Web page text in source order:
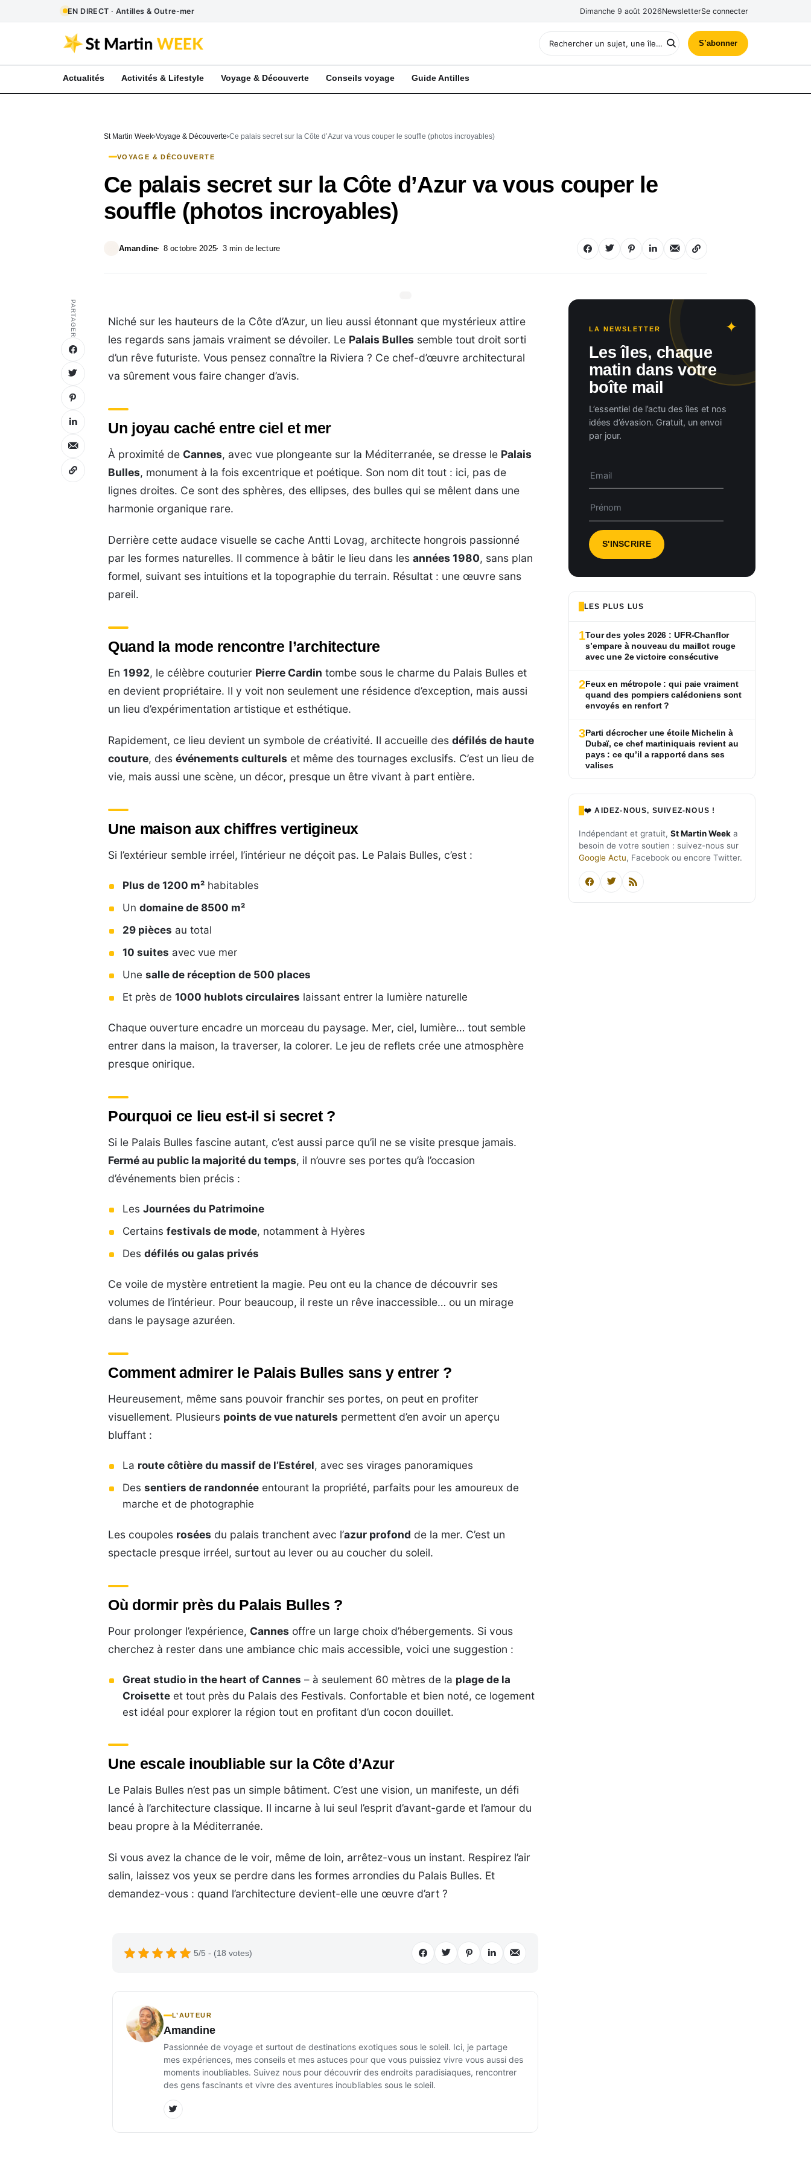
EN DIRECT · Antilles & Outre-mer Dimanche 9 août 2026NewsletterSe connecter
S’abonner
Actualités Activités & Lifestyle Voyage & Découverte Conseils voyage Guide Antilles
St Martin Week Voyage & Découverte Ce palais secret sur la Côte d’Azur va vous couper le souffle (photos incroyables)
VOYAGE & DÉCOUVERTE
Ce palais secret sur la Côte d’Azur va vous couper le
souffle (photos incroyables)
Amandine 8 octobre 2025 3 min de lecture
PARTAGER
Niché sur les hauteurs de la Côte d’Azur, un lieu aussi étonnant que mystérieux attire
les regards sans jamais vraiment se dévoiler. Le Palais Bulles semble tout droit sorti
d’un rêve futuriste. Vous pensez connaître la Riviera ? Ce chef-d’œuvre architectural
va sûrement vous faire changer d’avis.
Un joyau caché entre ciel et mer
À proximité de Cannes, avec vue plongeante sur la Méditerranée, se dresse le Palais
Bulles, monument à la fois excentrique et poétique. Son nom dit tout : ici, pas de
lignes droites. Ce sont des sphères, des ellipses, des bulles qui se mêlent dans une
harmonie organique rare.
Derrière cette audace visuelle se cache Antti Lovag, architecte hongrois passionné
par les formes naturelles. Il commence à bâtir le lieu dans lesannées 1980, sans plan
formel, suivant ses intuitions et la topographie du terrain. Résultat : une œuvre sans
pareil.
Quand la mode rencontre l’architecture
En1992, le célèbre couturier Pierre Cardin tombe sous le charme du Palais Bulles et
en devient propriétaire. Il y voit non seulement une résidence d’exception, mais aussi
un lieu d’expérimentation artistique et esthétique.
Rapidement, ce lieu devient un symbole de créativité. Il accueille desdéfilés de haute
couture, desévénements culturels et même des tournages exclusifs. C’est un lieu de
vie, mais aussi une scène, un décor, presque un être vivant à part entière.
Une maison aux chiffres vertigineux
Si l’extérieur semble irréel, l’intérieur ne déçoit pas. Le Palais Bulles, c’est :
Plus de 1200 m² habitables
Undomaine de 8500 m²
29 pièces au total
10 suites avec vue mer
Unesalle de réception de 500 places
Et près de1000 hublots circulaires laissant entrer la lumière naturelle
Chaque ouverture encadre un morceau du paysage. Mer, ciel, lumière… tout semble
entrer dans la maison, la traverser, la colorer. Le jeu de reflets crée une atmosphère
presque onirique.
Pourquoi ce lieu est-il si secret ?
Si le Palais Bulles fascine autant, c’est aussi parce qu’il ne se visite presque jamais.
Fermé au public la majorité du temps, il n’ouvre ses portes qu’à l’occasion
d’événements bien précis :
LesJournées du Patrimoine
Certainsfestivals de mode, notamment à Hyères
Desdéfilés ou galas privés
Ce voile de mystère entretient la magie. Peu ont eu la chance de découvrir ses
volumes de l’intérieur. Pour beaucoup, il reste un rêve inaccessible… ou un mirage
dans le paysage azuréen.
Comment admirer le Palais Bulles sans y entrer ?
Heureusement, même sans pouvoir franchir ses portes, on peut en profiter
visuellement. Plusieurs points de vue naturels permettent d’en avoir un aperçu
bluffant :
La route côtière du massif de l’Estérel, avec ses virages panoramiques
Dessentiers de randonnée entourant la propriété, parfaits pour les amoureux de
marche et de photographie
Les coupoles rosées du palais tranchent avec l’azur profond de la mer. C’est un
spectacle presque irréel, surtout au lever ou au coucher du soleil.
Où dormir près du Palais Bulles ?
Pour prolonger l’expérience, Cannes offre un large choix d’hébergements. Si vous
cherchez à rester dans une ambiance chic mais accessible, voici une suggestion :
Great studio in the heart of Cannes – à seulement 60 mètres de la plage de la
Croisette et tout près du Palais des Festivals. Confortable et bien noté, ce logement
est idéal pour explorer la région tout en profitant d’un cocon douillet.
Une escale inoubliable sur la Côte d’Azur
Le Palais Bulles n’est pas un simple bâtiment. C’est une vision, un manifeste, un défi
lancé à l’architecture classique. Il incarne à lui seul l’esprit d’avant-garde et l’amour du
beau propre à la Méditerranée.
Si vous avez la chance de le voir, même de loin, arrêtez-vous un instant. Respirez l’air
salin, laissez vos yeux se perdre dans les formes arrondies du Palais Bulles. Et
demandez-vous : quand l’architecture devient-elle une œuvre d’art ?
5/5 - (18 votes)
L’AUTEUR
Amandine
Passionnée de voyage et surtout de destinations exotiques sous le soleil. Ici, je partage
mes expériences, mes conseils et mes astuces pour que vous puissiez vivre vous aussi des
moments inoubliables. Suivez nous pour découvrir des endroits paradisiaques, rencontrer
des gens fascinants et vivre des aventures inoubliables sous le soleil.
LA NEWSLETTER
Les îles, chaque
matin dans votre
boîte mail
L’essentiel de l’actu des îles et nos
idées d’évasion. Gratuit, un envoi
par jour.
LES PLUS LUS
1Tour des yoles 2026 : UFR-Chanflor
s’empare à nouveau du maillot rouge
avec une 2e victoire consécutive
2Feux en métropole : qui paie vraiment
quand des pompiers calédoniens sont
envoyés en renfort ?
3Parti décrocher une étoile Michelin à
Dubaï, ce chef martiniquais revient au
pays : ce qu’il a rapporté dans ses
valises
❤️ AIDEZ-NOUS, SUIVEZ-NOUS !
Indépendant et gratuit, St Martin Week a
besoin de votre soutien : suivez-nous sur
Google Actu, Facebook ou encore Twitter.